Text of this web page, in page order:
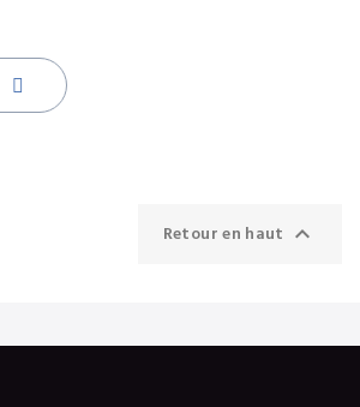
Retour en haut 